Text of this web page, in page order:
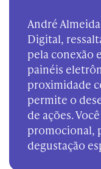
André
Digital,
pela conexão
painéis
proximidade
permite o
de ações.
promocional,
degustação